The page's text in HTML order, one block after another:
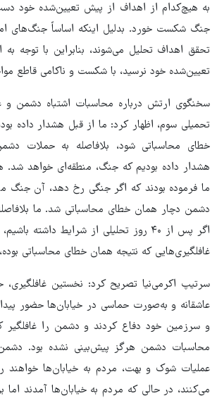
به هیچ‌کدام از اهداف از پیش تعیین‌شده خود
جنگ شکست خورد. بدلیل اینکه اساساً جنگ‌های
تحقق اهداف تحلیل می‌شوند، بنابراین با توجه
تعیین‌شده خود نرسید، با شکست و ناکامی قاطع
سخنگوی ارتش درباره محاسبات اشتباه دشمن و
تحمیلی سوم، اظهار کرد: ما از قبل هشدار داده
خطای محاسباتی شود، بلافاصله به حملات
هشدار داده بودیم که جنگ، منطقه‌ای خواهد شد.
ما فرموده بودند که اگر جنگی رخ دهد، آن جنگ
دشمن دچار همان خطای محاسباتی شد. ما
اگر پس از ۴۰ روز تحلیلی از شرایط داشته
غافلگیری‌هایی که نتیجه همان خطای محاسباتی
سرتیپ اکرمی‌نیا تصریح کرد: نخستین
عاشقانه و به‌صورت حماسی در خیابان‌ها حضور پیدا
و سرزمین خود دفاع کردند و دشمن را غافلگیر
محاسبات دشمن هرگز پیش‌بینی نشده بود.
عملیات شوک و بهت، مردم به خیابان‌ها
می‌کنند، در حالی که مردم به خیابان‌ها آمدند اما